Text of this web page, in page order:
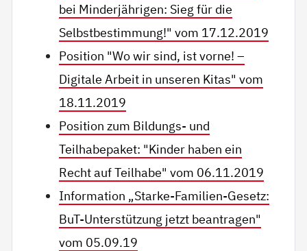
bei Minderjährigen: Sieg für die
Selbstbestimmung!" vom 17.12.2019
Position "Wo wir sind, ist vorne! –
Digitale Arbeit in unseren Kitas" vom
18.11.2019
Position zum Bildungs- und
Teilhabepaket: "Kinder haben ein
Recht auf Teilhabe" vom 06.11.2019
Information „Starke-Familien-Gesetz:
BuT-Unterstützung jetzt beantragen"
vom 05.09.19